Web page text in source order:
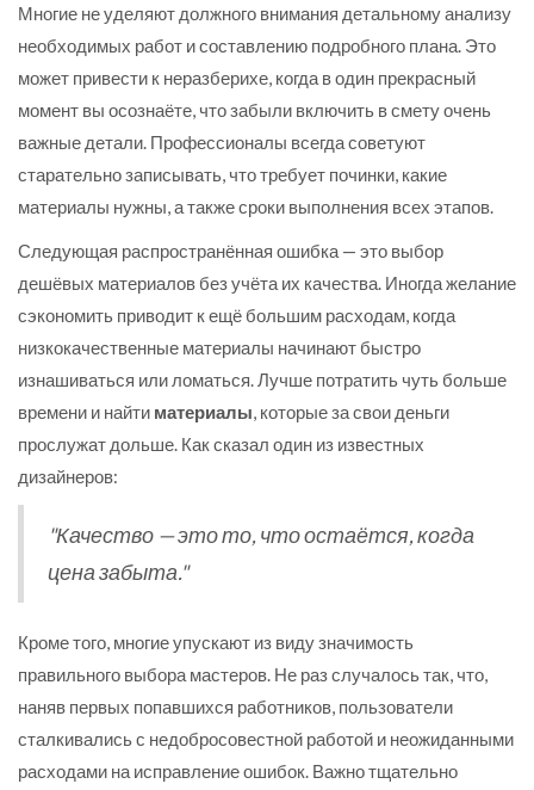
Многие не уделяют должного внимания детальному анализу
необходимых работ и составлению подробного плана. Это
может привести к неразберихе, когда в один прекрасный
момент вы осознаёте, что забыли включить в смету очень
важные детали. Профессионалы всегда советуют
старательно записывать, что требует починки, какие
материалы нужны, а также сроки выполнения всех этапов.
Следующая распространённая ошибка — это выбор
дешёвых материалов без учёта их качества. Иногда желание
сэкономить приводит к ещё большим расходам, когда
низкокачественные материалы начинают быстро
изнашиваться или ломаться. Лучше потратить чуть больше
времени и найти материалы, которые за свои деньги
прослужат дольше. Как сказал один из известных
дизайнеров:
"Качество — это то, что остаётся, когда
цена забыта."
Кроме того, многие упускают из виду значимость
правильного выбора мастеров. Не раз случалось так, что,
наняв первых попавшихся работников, пользователи
сталкивались с недобросовестной работой и неожиданными
расходами на исправление ошибок. Важно тщательно